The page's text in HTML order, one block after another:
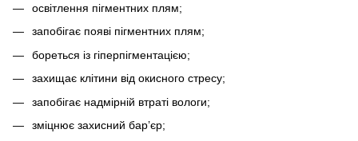
освітлення пігментних плям;
запобігає появі пігментних плям;
бореться із гіперпігментацією;
захищає клітини від окисного стресу;
запобігає надмірній втраті вологи;
зміцнює захисний бар’єр;